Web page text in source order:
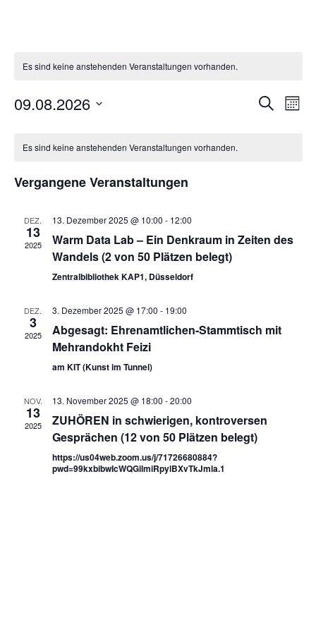
Es sind keine anstehenden Veranstaltungen vorhanden.
Suche
Monat
09.08.2026
Veranstaltungen
Es sind keine anstehenden Veranstaltungen vorhanden.
Vergangene Veranstaltungen
DEZ.
13
2025
13. Dezember 2025 @ 10:00 - 12:00
Warm Data Lab – Ein Denkraum in Zeiten des
Wandels (2 von 50 Plätzen belegt)
Zentralbibliothek KAP1, Düsseldorf
DEZ.
3
2025
3. Dezember 2025 @ 17:00 - 19:00
Abgesagt: Ehrenamtlichen-Stammtisch mit
Mehrandokht Feizi
am KIT (Kunst im Tunnel)
NOV.
13
2025
13. November 2025 @ 18:00 -20:00
ZUHÖREN in schwierigen, kontroversen
Gesprächen (12 von 50 Plätzen belegt)
https://us04web.zoom.us/j/71726680884?
pwd=99kxbibwIcWQGilmiRpylBXvTkJmla.1